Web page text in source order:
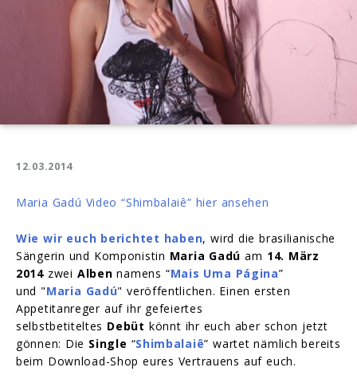
12.03.2014
Maria Gadú Video “Shimbalaiê” hier ansehen
Wie wir euch berichtet haben, wird die brasilianische
Sängerin und Komponistin Maria Gadú am 14. März
2014zwei Alben namens “Mais Uma Página”
und "Maria Gadú" veröffentlichen. Einen ersten
Appetitanreger auf ihr gefeiertes
selbstbetiteltes Debüt könnt ihr euch aber schon jetzt
gönnen: Die Single “Shimbalaiê” wartet nämlich bereits
beim Download-Shop eures Vertrauens auf euch.